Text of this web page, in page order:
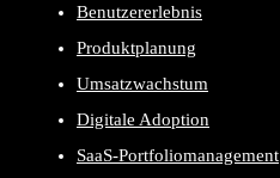
Benutzererlebnis
Produktplanung
Umsatzwachstum
Digitale Adoption
SaaS-Portfoliomanagement